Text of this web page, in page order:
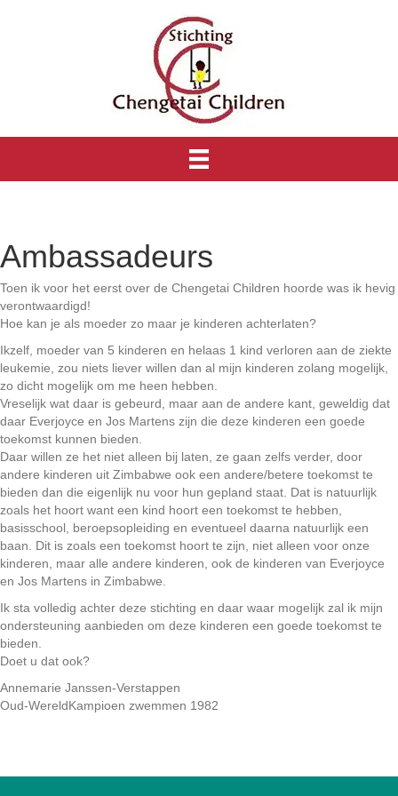
Ambassadeurs
Toen ik voor het eerst over de Chengetai Children hoorde was ik hevig
verontwaardigd!
Hoe kan je als moeder zo maar je kinderen achterlaten?
Ikzelf, moeder van 5 kinderen en helaas 1 kind verloren aan de ziekte
leukemie, zou niets liever willen dan al mijn kinderen zolang mogelijk,
zo dicht mogelijk om me heen hebben.
Vreselijk wat daar is gebeurd, maar aan de andere kant, geweldig dat
daar Everjoyce en Jos Martens zijn die deze kinderen een goede
toekomst kunnen bieden.
Daar willen ze het niet alleen bij laten, ze gaan zelfs verder, door
andere kinderen uit Zimbabwe ook een andere/betere toekomst te
bieden dan die eigenlijk nu voor hun gepland staat. Dat is natuurlijk
zoals het hoort want een kind hoort een toekomst te hebben,
basisschool, beroepsopleiding en eventueel daarna natuurlijk een
baan. Dit is zoals een toekomst hoort te zijn, niet alleen voor onze
kinderen, maar alle andere kinderen, ook de kinderen van Everjoyce
en Jos Martens in Zimbabwe.
Ik sta volledig achter deze stichting en daar waar mogelijk zal ik mijn
ondersteuning aanbieden om deze kinderen een goede toekomst te
bieden.
Doet u dat ook?
Annemarie Janssen-Verstappen
Oud-WereldKampioen zwemmen 1982